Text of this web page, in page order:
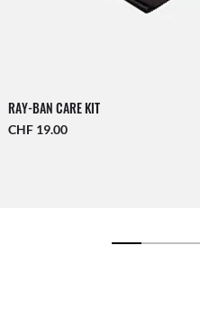
RAY-BAN CARE KIT
CHF 19.00